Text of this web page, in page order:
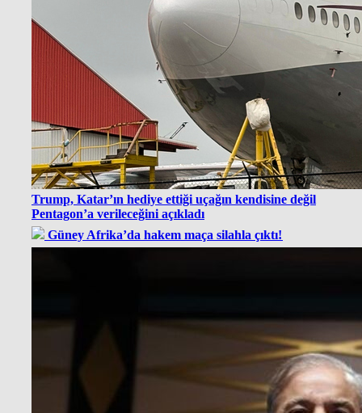
Trump, Katar’ın hediye ettiği uçağın kendisine değil
Pentagon’a verileceğini açıkladı
Güney Afrika’da hakem maça silahla çıktı!